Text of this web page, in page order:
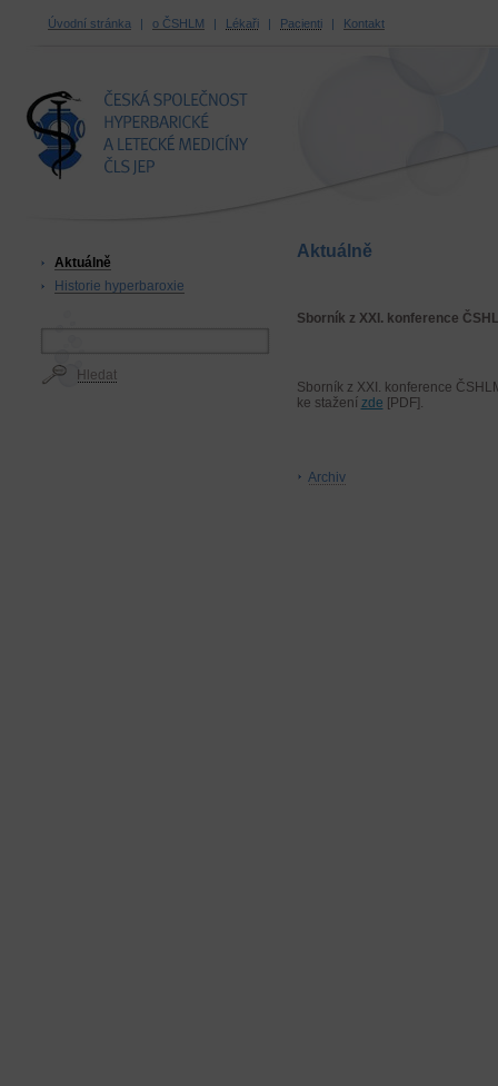
Úvodní stránka | o ČSHLM | Lékaři | Pacienti | Kontakt
ČESKÁ SPOLEČNOST
HYPERBARICKÉ A LETECKÉ
MEDICÍNY ČLS JEP
Aktuálně
Historie hyperbaroxie
Hledat
Aktuálně
Sborník z XXI. konference
Sborník z XXI. konference
ke stažení zde [PDF].
Archiv